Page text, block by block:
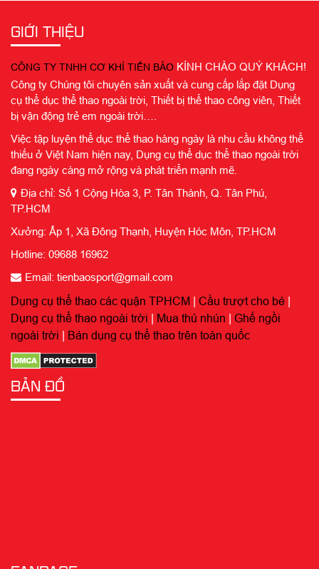
GIỚI THIỆU
CÔNG TY TNHH CƠ KHÍ TIẾN BẢO KÍNH CHÀO QUÝ KHÁCH!
Công ty Chúng tôi chuyên sản xuất và cung cấp lắp đặt Dụng
cụ thể dục thể thao ngoài trời, Thiết bị thể thao công viên, Thiết
bị vận động trẻ em ngoài trời….
Việc tập luyện thể dục thể thao hàng ngày là nhu cầu không thể
thiếu ở Việt Nam hiện nay, Dụng cụ thể dục thể thao ngoài trời
đang ngày càng mở rộng và phát triển mạnh mẽ.
Địa chỉ: Số 1 Cộng Hòa 3, P. Tân Thành, Q. Tân Phú,
TP.HCM
Xưởng: Ấp 1, Xã Đông Thạnh, Huyện Hóc Môn, TP.HCM
Hotline: 09688 16962
Email: tienbaosport@gmail.com
Dụng cụ thể thao các quận TPHCM | Cầu trượt cho bé |
Dụng cụ thể thao ngoài trời | Mua thú nhún | Ghế ngồi
ngoài trời | Bán dụng cụ thể thao trên toàn quốc
BẢN ĐỒ